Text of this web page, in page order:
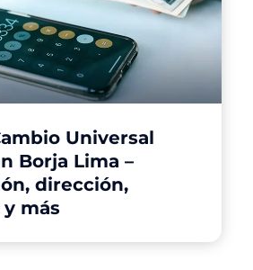
Universal
Borja Lima –
dirección,
más